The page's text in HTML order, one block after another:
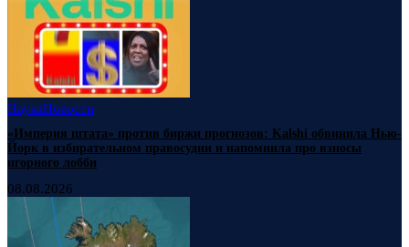
НаукаНовости
«Империя штата» против биржи прогнозов: Kalshi обвинила Нью-
Йорк в избирательном правосудии и напомнила про взносы
игорного лобби
08.08.2026